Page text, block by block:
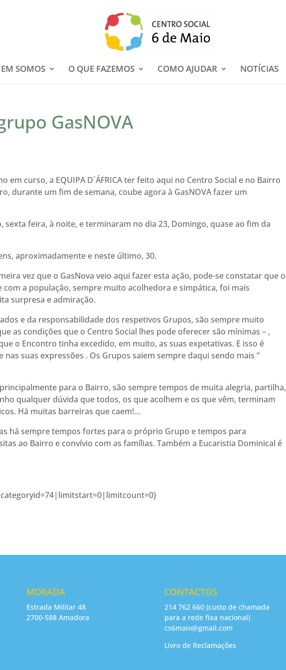
SOMOS O QUE FAZEMOS COMO AJUDAR NOTÍCIAS
GasNOVA
em curso, a EQUIPA D´ÁFRICA ter feito aqui no Centro Social e no Bairro
durante um fim de semana, coube agora à GasNOVA fazer um
sexta feira, à noite, e terminaram no dia 23, Domingo, quase ao fim da
aproximadamente e neste último, 30.
vez que o GasNova veio aqui fazer esta ação, pode-se constatar que o
a população, sempre muito acolhedora e simpática, foi mais
surpresa e admiração.
e da responsabilidade dos respetivos Grupos, são sempre muito
as condições que o Centro Social lhes pode oferecer são mínimas – ,
o Encontro tinha excedido, em muito, as suas expetativas. E isso é
suas expressões . Os Grupos saiem sempre daqui sendo mais ”
para o Bairro, são sempre tempos de muita alegria, partilha,
qualquer dúvida que todos, os que acolhem e os que vêm, terminam
Há muitas barreiras que caem!…
há sempre tempos fortes para o próprio Grupo e tempos para
ao Bairro e convívio com as famílias. Também a Eucaristia Dominical é
MORADA
Estrada Militar 48
2700-588 Amadora
CONTACTOS
214 762 660 (custo de chamada
para a rede fixa nacional)
cs6maio@gmail.com
Livro de Reclamações